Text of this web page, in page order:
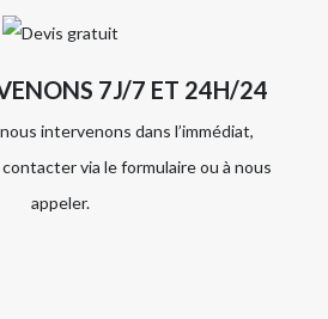
7J/7 ET 24H/24
intervenons dans l’immédiat,
contacter via le formulaire ou à nous
appeler.